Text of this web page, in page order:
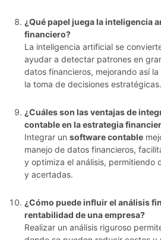
¿Qué papel juega la inteligencia
financiero?
La inteligencia artificial se
ayudar a detectar patrones en
datos financieros, mejorando así
la toma de decisiones estratégicas.
¿Cuáles son las ventajas de
contable en la estrategia
Integrar un software contable
manejo de datos financieros,
y optimiza el análisis, permitiendo
y acertadas.
¿Cómo puede influir el análisis
rentabilidad de una empresa?
Realizar un análisis riguroso